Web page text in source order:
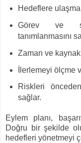
Hedeflere
Görev ve
tanımlanmasını
Zaman ve kaynak
İlerlemeyi ölçme
Riskleri
sağlar.
Eylem planı,
Doğru bir şekilde
hedefleri yönetmeyi